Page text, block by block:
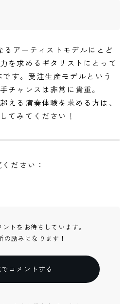
るアーティストモデルにとど
を求めるギタリストにとって
す。受注生産モデルという
チャンスは非常に貴重。
える演奏体験を求める方は、
てみてください！
ださい：
トをお待ちしています。
の励みになります！
でコメントする